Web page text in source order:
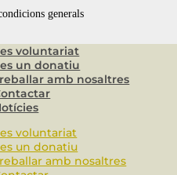
generals
voluntariat
un donatiu
amb nosaltres
voluntariat
un donatiu
amb nosaltres